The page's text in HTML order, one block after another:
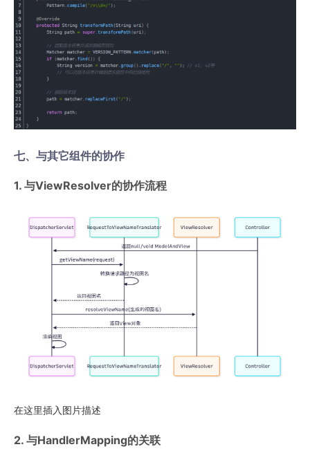
七、与其它组件的协作
1. 与ViewResolver的协作流程
在这里插入图片描述
2. 与HandlerMapping的关联